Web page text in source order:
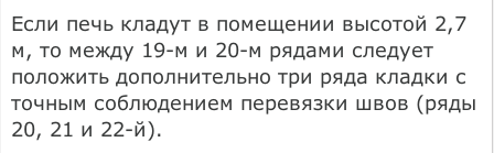
Если печь кладут в помещении высотой 2,7
м, то между 19-м и 20-м рядами следует
положить дополнительно три ряда кладки с
точным соблюдением перевязки швов (ряды
20, 21 и 22-й).